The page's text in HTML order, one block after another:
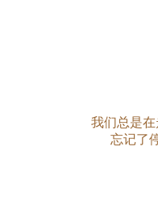
我们总是在
忘记了